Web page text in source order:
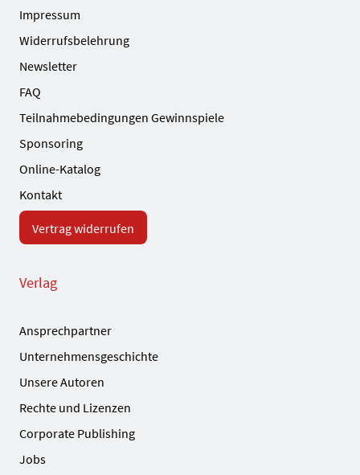
Impressum
Widerrufsbelehrung
Newsletter
FAQ
Teilnahmebedingungen Gewinnspiele
Sponsoring
Online-Katalog
Kontakt
Vertrag widerrufen
Verlag
Ansprechpartner
Unternehmensgeschichte
Unsere Autoren
Rechte und Lizenzen
Corporate Publishing
Jobs